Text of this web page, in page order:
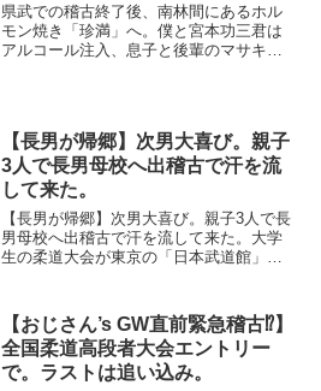
県武での稽古終了後、南林間にあるホル
モン焼き「珍満」へ。僕と宮本功三君は
アルコール注入、息子と後輩のマサキは
【長男が帰郷】次男大喜び。親子
3人で長男母校へ出稽古で汗を流
して来た。
【長男が帰郷】次男大喜び。親子3人で長
男母校へ出稽古で汗を流して来た。大学
生の柔道大会が東京の「日本武道館」で
小生ら家族が「日本武道館」へ長男の応
援に行きたかったのだが...
【おじさん’s GW直前緊急稽古⁉️】
全国柔道高段者大会エントリー
で。ラストは追い込み。